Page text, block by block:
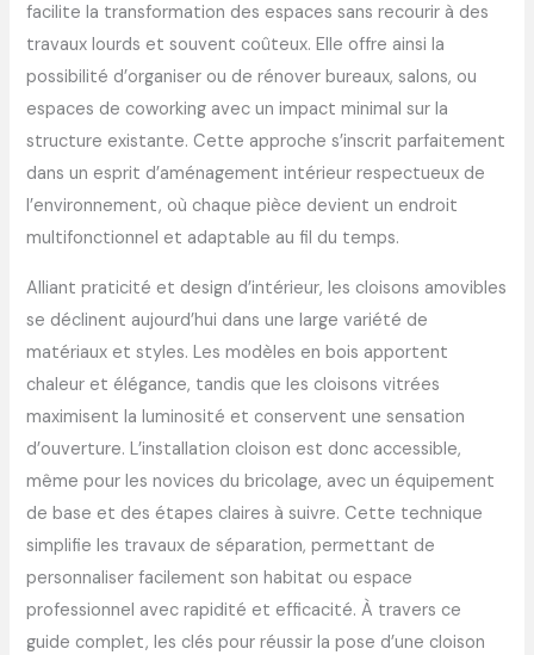
facilite la transformation des espaces sans recourir à des
travaux lourds et souvent coûteux. Elle offre ainsi la
possibilité d’organiser ou de rénover bureaux, salons, ou
espaces de coworking avec un impact minimal sur la
structure existante. Cette approche s’inscrit parfaitement
dans un esprit d’aménagement intérieur respectueux de
l’environnement, où chaque pièce devient un endroit
multifonctionnel et adaptable au fil du temps.
Alliant praticité et design d’intérieur, les cloisons amovibles
se déclinent aujourd’hui dans une large variété de
matériaux et styles. Les modèles en bois apportent
chaleur et élégance, tandis que les cloisons vitrées
maximisent la luminosité et conservent une sensation
d’ouverture. L’installation cloison est donc accessible,
même pour les novices du bricolage, avec un équipement
de base et des étapes claires à suivre. Cette technique
simplifie les travaux de séparation, permettant de
personnaliser facilement son habitat ou espace
professionnel avec rapidité et efficacité. À travers ce
guide complet, les clés pour réussir la pose d’une cloison